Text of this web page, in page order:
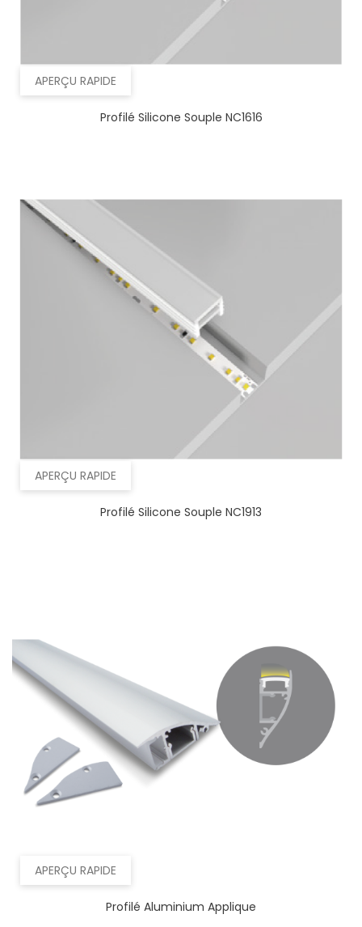
APERÇU RAPIDE
Profilé Silicone Souple NC1616
APERÇU RAPIDE
Profilé Silicone Souple NC1913
APERÇU RAPIDE
Profilé Aluminium Applique